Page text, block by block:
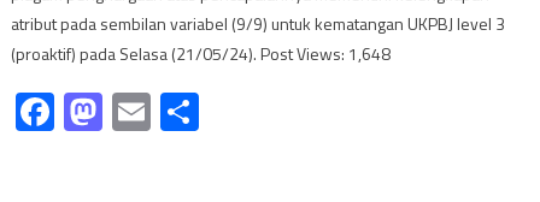
atribut pada sembilan variabel (9/9) untuk kematangan UKPBJ level 3
(proaktif) pada Selasa (21/05/24). Post Views: 1,648
Facebook
Mastodon
Email